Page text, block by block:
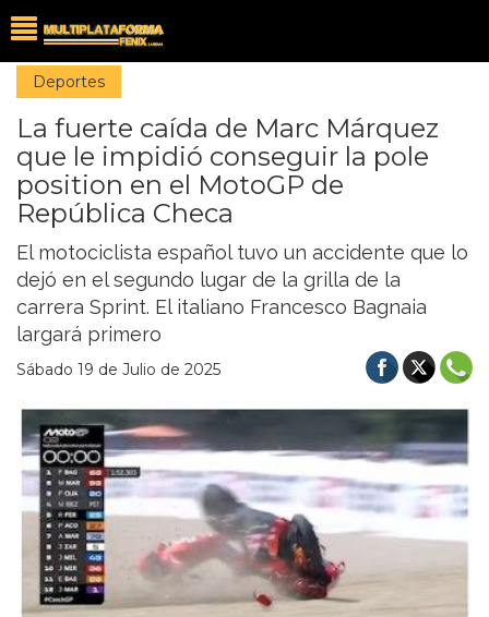
Deportes
La fuerte caída de Marc Márquez
que le impidió conseguir la pole
position en el MotoGP de
República Checa
El motociclista español tuvo un accidente que lo
dejó en el segundo lugar de la grilla de la
carrera Sprint. El italiano Francesco Bagnaia
largará primero
Sábado 19 de Julio de 2025